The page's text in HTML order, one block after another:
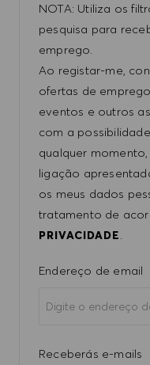
NOTA: Utiliza os
pesquisa para
emprego.
Ao registar-me,
ofertas de
eventos e outros
com a
qualquer
ligação
os meus dados
tratamento de
PRIVACIDADE.
Endereço de email
Receberás e-mails